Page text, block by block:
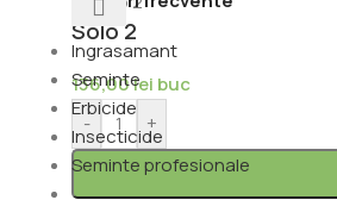
Ingrasamant
Seminte
Erbicide
Insecticide
Seminte profesionale
Solo 2
136,00lei buc
-
+